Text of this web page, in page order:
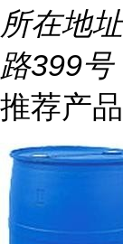
所在地址
路399号
推荐产品